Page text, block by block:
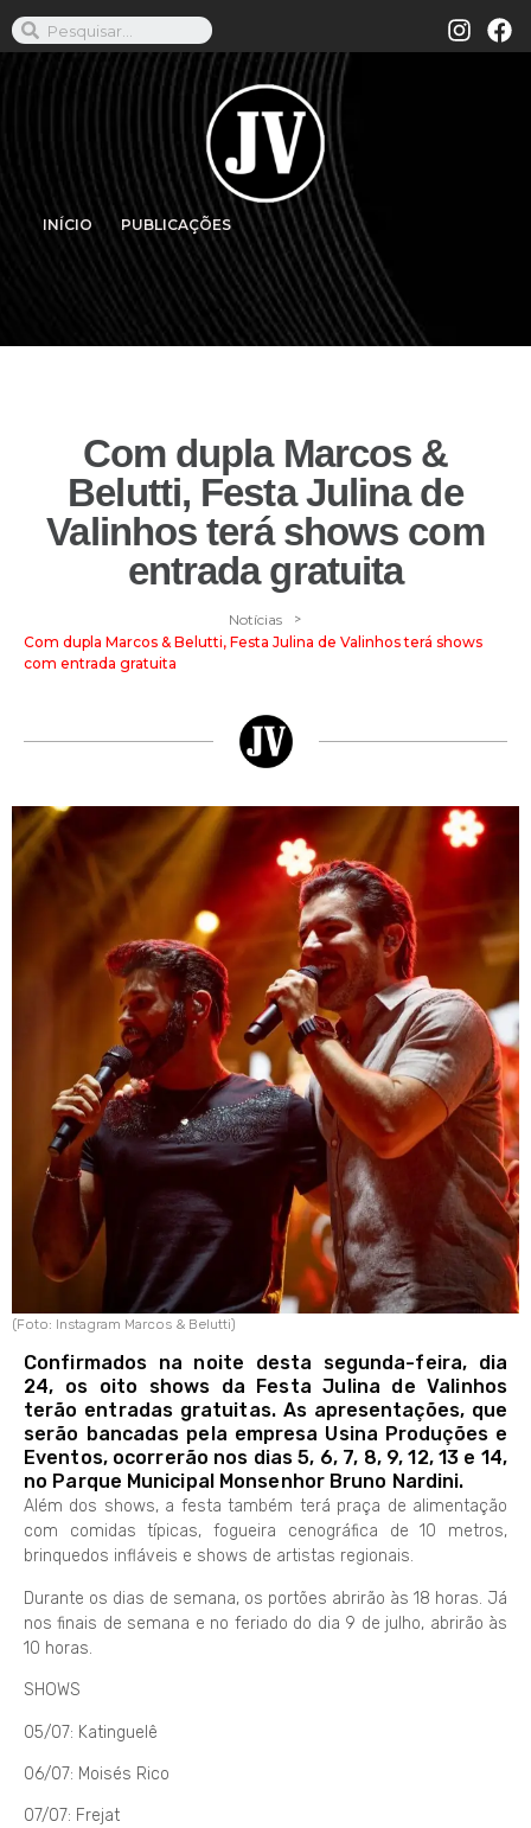
INÍCIO PUBLICAÇÕES
Com dupla Marcos &
Belutti, Festa Julina de
Valinhos terá shows com
entrada gratuita
Notícias >
Com dupla Marcos & Belutti, Festa Julina de Valinhos terá shows
com entrada gratuita
(Foto: Instagram Marcos & Belutti)
Confirmados na noite desta segunda-feira, dia
24, os oito shows da Festa Julina de Valinhos
terão entradas gratuitas. As apresentações, que
serão bancadas pela empresa Usina Produções e
Eventos, ocorrerão nos dias 5, 6, 7, 8, 9, 12, 13 e 14,
no Parque Municipal Monsenhor Bruno Nardini.
Além dos shows, a festa também terá praça de alimentação
com comidas típicas, fogueira cenográfica de 10 metros,
brinquedos infláveis e shows de artistas regionais.
Durante os dias de semana, os portões abrirão às 18 horas. Já
nos finais de semana e no feriado do dia 9 de julho, abrirão às
10 horas.
SHOWS
05/07: Katinguelê
06/07: Moisés Rico
07/07: Frejat